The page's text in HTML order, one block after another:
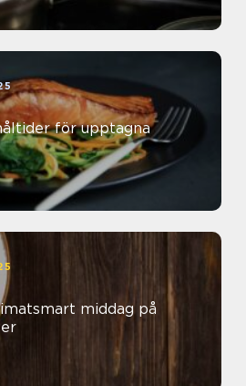
för upptagna
middag på